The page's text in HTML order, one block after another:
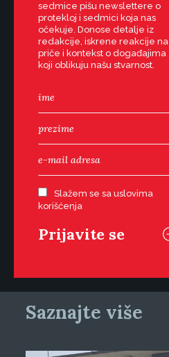
sedmice pišu newslettere o
protekloj i sedmici koja nas
očekuje. Donose detalje iz
redakcije, iskrene reakcije na
priče i kontekst o događajima
koji oblikuju našu stvarnost.
Slažem se sa uslovima
korišćenja
Saznajte više